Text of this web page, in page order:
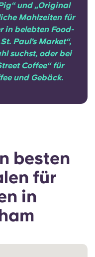
und „Original
Mahlzeiten für
in belebten Food-
Paul’s Market“,
suchst, oder bei
Coffee“ für
und Gebäck.
besten
für
in